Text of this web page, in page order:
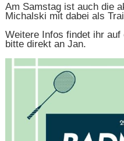
Am Samstag ist auch die
Michalski mit dabei als
Weitere Infos findet ihr auf
bitte direkt an Jan.